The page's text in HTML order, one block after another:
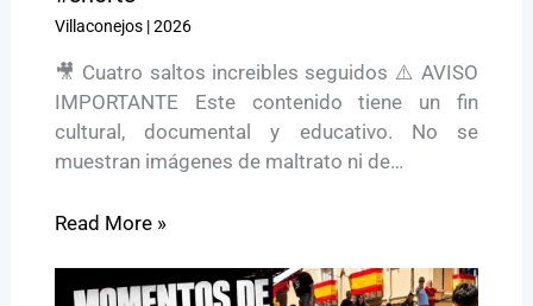
Villaconejos|2026
🎥 Cuatro saltos increibles seguidos ⚠️ AVISO
IMPORTANTE Este contenido tiene un fin
cultural, documental y educativo. No se
muestran imágenes de maltrato ni de…
Read More »